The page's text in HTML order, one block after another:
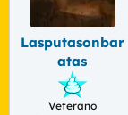
Lasputasonbar
atas
Veterano